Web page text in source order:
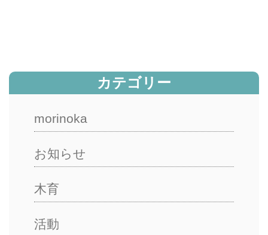
カテゴリー
morinoka
お知らせ
木育
活動